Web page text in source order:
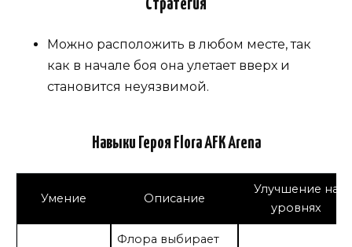
Стратегия
Можно расположить в любом месте, так
как в начале боя она улетает вверх и
становится неуязвимой.
Навыки Героя Flora AFK Arena
Умение Описание
Улучшение на
уровнях
Флора выбирает